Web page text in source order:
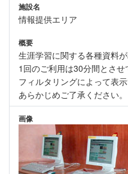
施設名
情報提供エリア
概要
生涯学習に関する各種資料
1回のご利用は30分間とさせ
フィルタリングによって表
あらかじめご了承ください。
画像